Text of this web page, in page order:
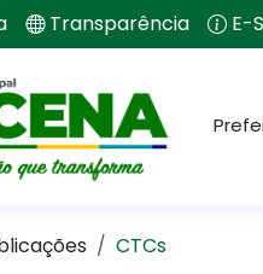
Transparência E-
CTCs